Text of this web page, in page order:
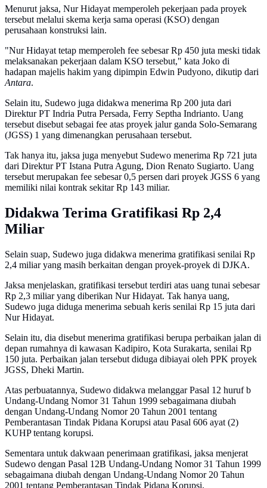
Menurut jaksa, Nur Hidayat memperoleh pekerjaan pada proyek
tersebut melalui skema kerja sama operasi (KSO) dengan
perusahaan konstruksi lain.
"Nur Hidayat tetap memperoleh fee sebesar Rp 450 juta meski tidak
melaksanakan pekerjaan dalam KSO tersebut," kata Joko di
hadapan majelis hakim yang dipimpin Edwin Pudyono, dikutip dari
Antara.
Selain itu, Sudewo juga didakwa menerima Rp 200 juta dari
Direktur PT Indria Putra Persada, Ferry Septha Indrianto. Uang
tersebut disebut sebagai fee atas proyek jalur ganda Solo-Semarang
(JGSS) 1 yang dimenangkan perusahaan tersebut.
Tak hanya itu, jaksa juga menyebut Sudewo menerima Rp 721 juta
dari Direktur PT Istana Putra Agung, Dion Renato Sugiarto. Uang
tersebut merupakan fee sebesar 0,5 persen dari proyek JGSS 6 yang
memiliki nilai kontrak sekitar Rp 143 miliar.
Didakwa Terima Gratifikasi Rp 2,4
Miliar
Selain suap, Sudewo juga didakwa menerima gratifikasi senilai Rp
2,4 miliar yang masih berkaitan dengan proyek-proyek di DJKA.
Jaksa menjelaskan, gratifikasi tersebut terdiri atas uang tunai sebesar
Rp 2,3 miliar yang diberikan Nur Hidayat. Tak hanya uang,
Sudewo juga diduga menerima sebuah keris senilai Rp 15 juta dari
Nur Hidayat.
Selain itu, dia disebut menerima gratifikasi berupa perbaikan jalan di
depan rumahnya di kawasan Kadipiro, Kota Surakarta, senilai Rp
150 juta. Perbaikan jalan tersebut diduga dibiayai oleh PPK proyek
JGSS, Dheki Martin.
Atas perbuatannya, Sudewo didakwa melanggar Pasal 12 huruf b
Undang-Undang Nomor 31 Tahun 1999 sebagaimana diubah
dengan Undang-Undang Nomor 20 Tahun 2001 tentang
Pemberantasan Tindak Pidana Korupsi atau Pasal 606 ayat (2)
KUHP tentang korupsi.
Sementara untuk dakwaan penerimaan gratifikasi, jaksa menjerat
Sudewo dengan Pasal 12B Undang-Undang Nomor 31 Tahun 1999
sebagaimana diubah dengan Undang-Undang Nomor 20 Tahun
2001 tentang Pemberantasan Tindak Pidana Korupsi.